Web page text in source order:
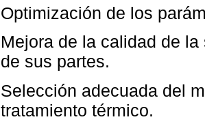
Optimización de los
Mejora de la calidad de
de sus partes.
Selección adecuada del
tratamiento térmico.